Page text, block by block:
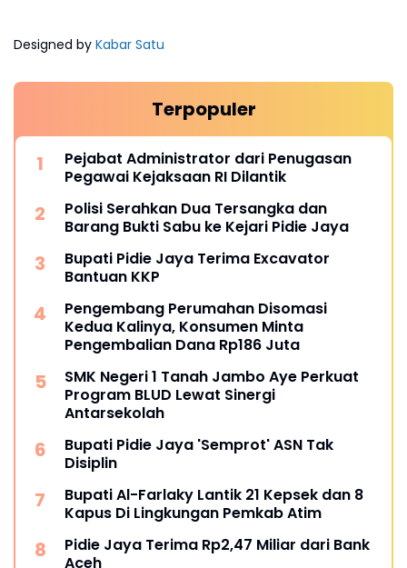
Designed by Kabar Satu
Terpopuler
Pejabat Administrator dari Penugasan
Pegawai Kejaksaan RI Dilantik
Polisi Serahkan Dua Tersangka dan
Barang Bukti Sabu ke Kejari Pidie Jaya
Bupati Pidie Jaya Terima Excavator
Bantuan KKP
Pengembang Perumahan Disomasi
Kedua Kalinya, Konsumen Minta
Pengembalian Dana Rp186 Juta
SMK Negeri 1 Tanah Jambo Aye Perkuat
Program BLUD Lewat Sinergi
Antarsekolah
Bupati Pidie Jaya 'Semprot' ASN Tak
Disiplin
Bupati Al-Farlaky Lantik 21 Kepsek dan 8
Kapus Di Lingkungan Pemkab Atim
Pidie Jaya Terima Rp2,47 Miliar dari Bank
Aceh